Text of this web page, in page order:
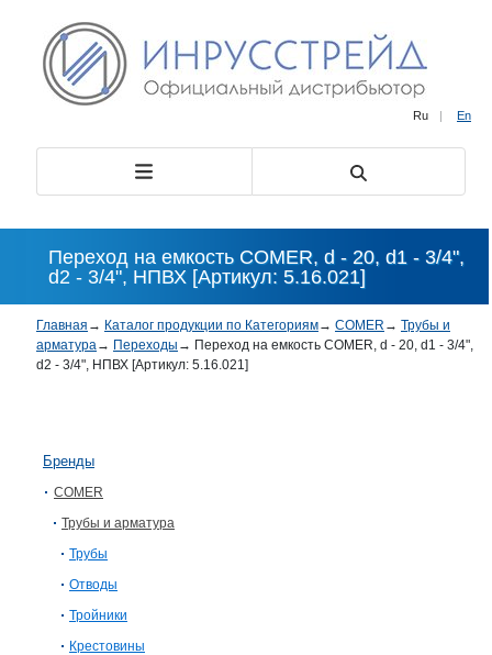
Ru | En
Переход на емкость COMER, d - 20, d1 - 3/4",
d2 - 3/4", НПВХ [Артикул: 5.16.021]
Главная → Каталог продукции по Категориям→ COMER → Трубы и
арматура→ Переходы → Переход на емкость COMER, d - 20, d1 - 3/4",
d2 - 3/4", НПВХ [Артикул: 5.16.021]
Бренды
COMER
Трубы и арматура
Трубы
Отводы
Тройники
Крестовины